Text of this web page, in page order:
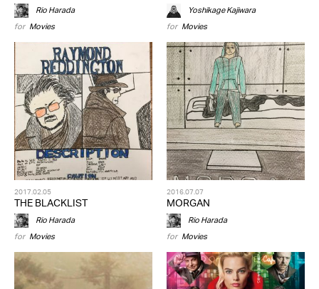
Rio Harada
for Movies
Yoshikage Kajiwara
for Movies
2017.02.05
THE BLACKLIST
Rio Harada
for Movies
2016.07.07
MORGAN
Rio Harada
for Movies